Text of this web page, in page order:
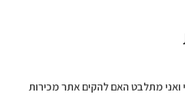
ואני מתלבט האם להקים אתר מכירות